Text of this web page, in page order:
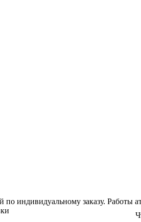
индивидуальному заказу. Работы